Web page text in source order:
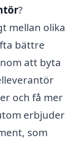
?
mellan olika
bättre
att byta
och få mer
erbjuder
som